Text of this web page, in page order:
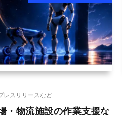
レスリリースなど
・物流施設の作業支援な